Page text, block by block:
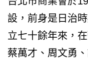
設，前身是日治
立七十餘年來，
蔡萬才、周文勇